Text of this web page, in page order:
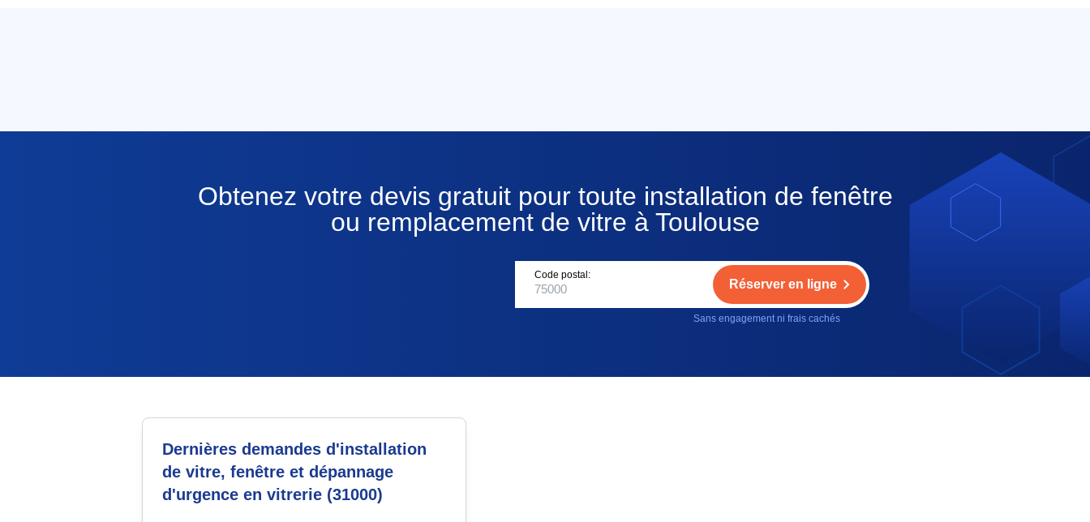
Obtenez votre devis gratuit pour toute installation de fenêtre
ou remplacement de vitre à Toulouse
Code postal:
Réserver en ligne
Sans engagement ni frais cachés
Dernières demandes d'installation
de vitre, fenêtre et dépannage
d'urgence en vitrerie (31000)